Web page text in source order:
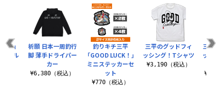
釣りキチ三平
「GOOD LUCK！」
ミニステッカーセ
ット
¥770（税込）
三平のグッドフィ
ッシング！Tシャツ
¥3,190（税込）
三平
ッシ
！」
マル
祈願 日本一周釣行
脚 薄手ドライパー
カー
¥6,380（税込）